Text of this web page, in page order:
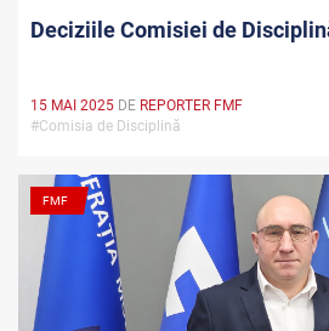
Deciziile Comisiei de
15 MAI 2025 DE REPORTER FMF
#Comisia de Disciplină
FMF